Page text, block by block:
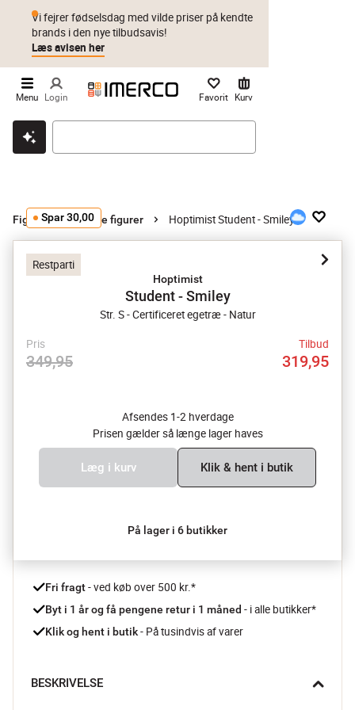
Klik & hent Byt i 1 år Prismatch
Vi fejrer fødselsdag med vilde priser på kendte
brands i den nye tilbudsavis!
Læs avisen her
Menu Login Favorit Kurv
Figurer Øvrige figurer Hoptimist Student - Smiley
Restparti
Spar 30,00
Hoptimist
Student - Smiley
Str. S - Certificeret egetræ - Natur
Pris
349,95
Tilbud
319,95
Afsendes 1-2 hverdage
Prisen gælder så længe lager haves
Læg i kurv Klik & hent i butik
På lager i 6 butikker
Fri fragt - ved køb over 500 kr.*
Byt i 1 år og få pengene retur i 1 måned - i alle butikker*
Klik og hent i butik - På tusindvis af varer
BESKRIVELSE